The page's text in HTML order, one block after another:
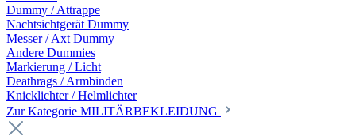
Dummy / Attrappe
Nachtsichtgerät Dummy
Messer / Axt Dummy
Andere Dummies
Markierung / Licht
Deathrags / Armbinden
Knicklichter / Helmlichter
Zur Kategorie MILITÄRBEKLEIDUNG